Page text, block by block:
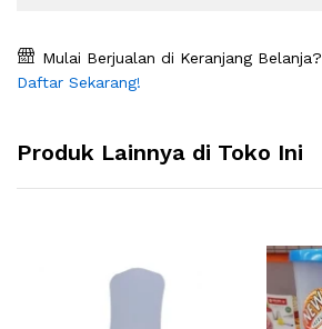
Mulai Berjualan di Keranjang Belanja?
Daftar Sekarang!
Produk Lainnya di Toko Ini